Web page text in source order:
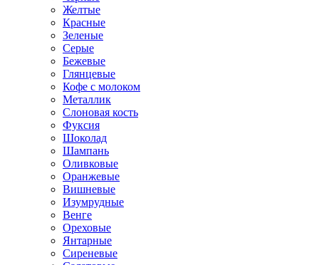
Желтые
Красные
Зеленые
Серые
Бежевые
Глянцевые
Кофе с молоком
Металлик
Слоновая кость
Фуксия
Шоколад
Шампань
Оливковые
Оранжевые
Вишневые
Изумрудные
Венге
Ореховые
Янтарные
Сиреневые